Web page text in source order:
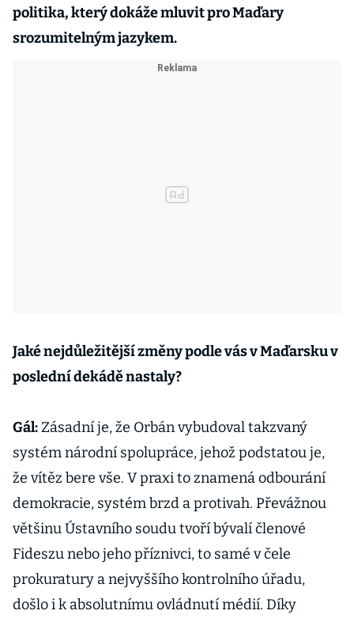
politika, který dokáže mluvit pro Maďary
srozumitelným jazykem.
Jaké nejdůležitější změny podle vás v Maďarsku v
poslední dekádě nastaly?
Gál:Zásadní je, že Orbán vybudoval takzvaný
systém národní spolupráce, jehož podstatou je,
že vítěz bere vše. V praxi to znamená odbourání
demokracie, systém brzd a protivah. Převážnou
většinu Ústavního soudu tvoří bývalí členové
Fideszu nebo jeho příznivci, to samé v čele
prokuratury a nejvyššího kontrolního úřadu,
došlo i k absolutnímu ovládnutí médií. Díky